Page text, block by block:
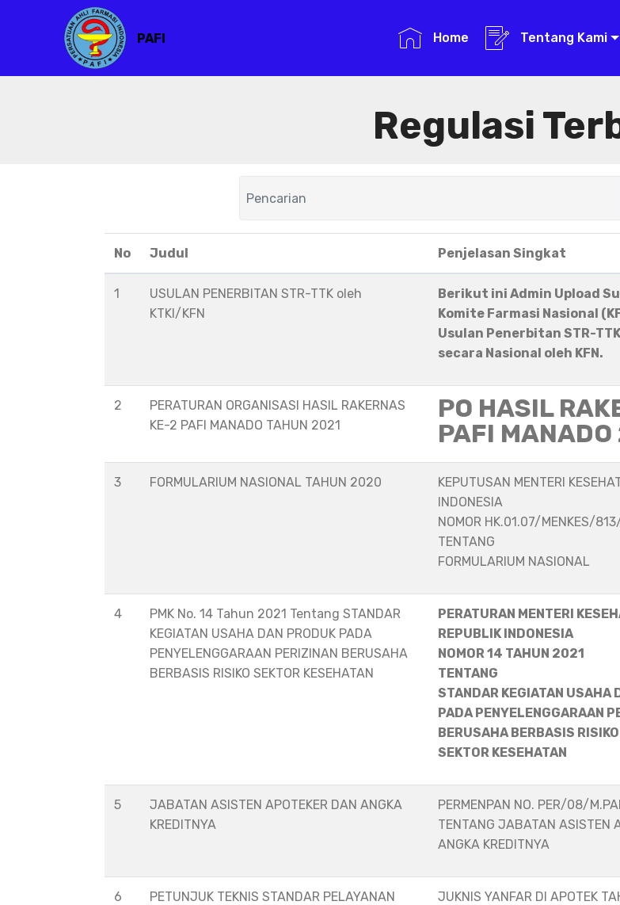
PAFI Home Tentang Kami
Regulasi
No Judul Penjelasan Singkat
1
USULAN PENERBITAN STR-TTK oleh
KTKI/KFN
Berikut ini Admin Upload
Komite Farmasi Nasional
Usulan Penerbitan STR-
secara Nasional oleh KFN.
2
PERATURAN ORGANISASI HASIL RAKERNAS
KE-2 PAFI MANADO TAHUN 2021
PO HASIL
PAFI
3 FORMULARIUM NASIONAL TAHUN 2020
KEPUTUSAN MENTERI
INDONESIA
NOMOR HK.01.07/MENKES/
TENTANG
FORMULARIUM NASIONAL
4
PMK No. 14 Tahun 2021 Tentang STANDAR
KEGIATAN USAHA DAN PRODUK PADA
PENYELENGGARAAN PERIZINAN BERUSAHA
BERBASIS RISIKO SEKTOR KESEHATAN
PERATURAN MENTERI
REPUBLIK INDONESIA
NOMOR 14 TAHUN 2021
TENTANG
STANDAR KEGIATAN USAHA
PADA PENYELENGGARAAN
BERUSAHA BERBASIS RISIKO
SEKTOR KESEHATAN
5
JABATAN ASISTEN APOTEKER DAN ANGKA
KREDITNYA
PERMENPAN NO. PER/08/
TENTANG JABATAN ASISTEN
ANGKA KREDITNYA
6
PETUNJUK TEKNIS STANDAR PELAYANAN
JUKNIS YANFAR DI APOTEK